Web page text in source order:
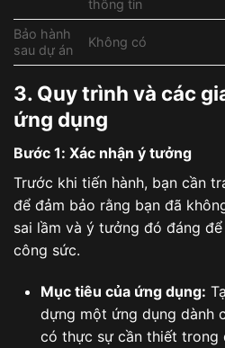
thông tin
Bảo hành
sau dự án
Không có
3. Quy trình và các
ứng dụng
Bước 1: Xác nhận ý tưởng
Trước khi tiến hành, bạn cần
để đảm bảo rằng bạn đã
sai lầm và ý tưởng đó đáng
công sức.
Mục tiêu của ứng dụng:
dựng một ứng dụng dành
có thực sự cần thiết trong